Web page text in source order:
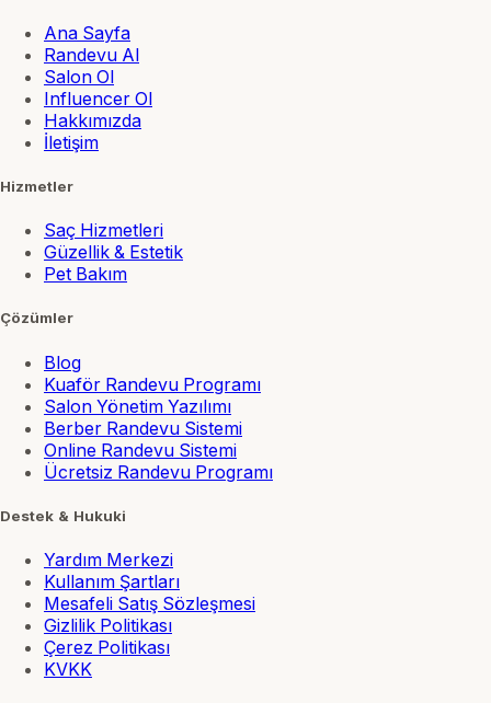
Ana Sayfa
Randevu Al
Salon Ol
Influencer Ol
Hakkımızda
İletişim
Hizmetler
Saç Hizmetleri
Güzellik & Estetik
Pet Bakım
Çözümler
Blog
Kuaför Randevu Programı
Salon Yönetim Yazılımı
Berber Randevu Sistemi
Online Randevu Sistemi
Ücretsiz Randevu Programı
Destek & Hukuki
Yardım Merkezi
Kullanım Şartları
Mesafeli Satış Sözleşmesi
Gizlilik Politikası
Çerez Politikası
KVKK